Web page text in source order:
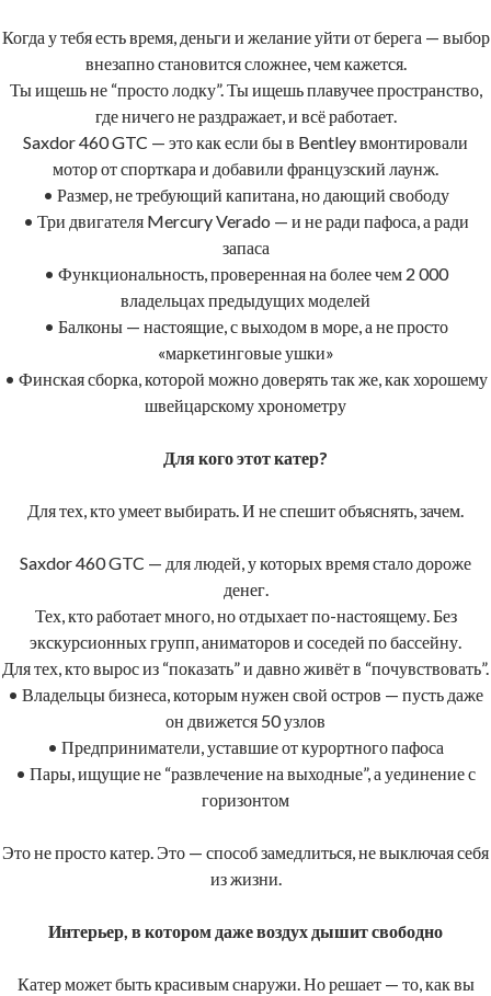
Когда у тебя есть время, деньги и желание уйти от берега — выбор
внезапно становится сложнее, чем кажется.
Ты ищешь не “просто лодку”. Ты ищешь плавучее пространство,
где ничего не раздражает, и всё работает.
Saxdor 460 GTC — это как если бы в Bentley вмонтировали
мотор от спорткара и добавили французский лаунж.
• Размер, не требующий капитана, но дающий свободу
• Три двигателя Mercury Verado — и не ради пафоса, а ради
запаса
• Функциональность, проверенная на более чем 2 000
владельцах предыдущих моделей
• Балконы — настоящие, с выходом в море, а не просто
«маркетинговые ушки»
• Финская сборка, которой можно доверять так же, как хорошему
швейцарскому хронометру
Для кого этот катер?
Для тех, кто умеет выбирать. И не спешит объяснять, зачем.
Saxdor 460 GTC — для людей, у которых время стало дороже
денег.
Тех, кто работает много, но отдыхает по-настоящему. Без
экскурсионных групп, аниматоров и соседей по бассейну.
Для тех, кто вырос из “показать” и давно живёт в “почувствовать”.
• Владельцы бизнеса, которым нужен свой остров — пусть даже
он движется 50 узлов
• Предприниматели, уставшие от курортного пафоса
• Пары, ищущие не “развлечение на выходные”, а уединение с
горизонтом
Это не просто катер. Это — способ замедлиться, не выключая себя
из жизни.
Интерьер, в котором даже воздух дышит свободно
Катер может быть красивым снаружи. Но решает — то, как вы